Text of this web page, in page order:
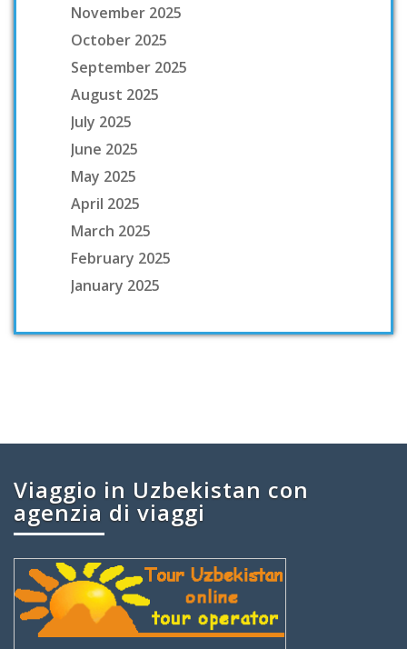
November 2025
October 2025
September 2025
August 2025
July 2025
June 2025
May 2025
April 2025
March 2025
February 2025
January 2025
Viaggio in Uzbekistan con
agenzia di viaggi